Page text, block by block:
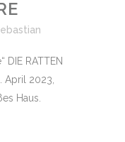
DIE RATTEN
April 2023,
Haus.